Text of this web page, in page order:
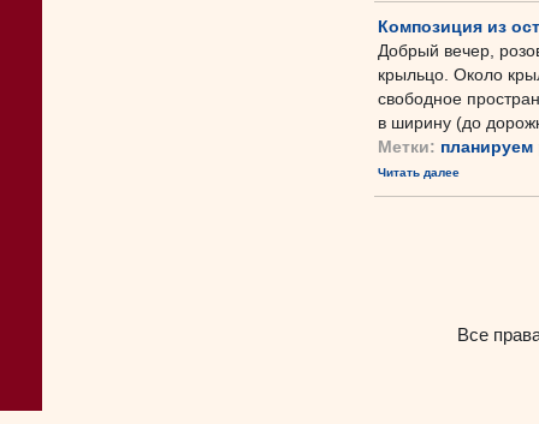
Композиция из
Добрый вечер,
крыльцо. Около
свободное
в ширину (до
Метки: планируем
Читать далее
Все